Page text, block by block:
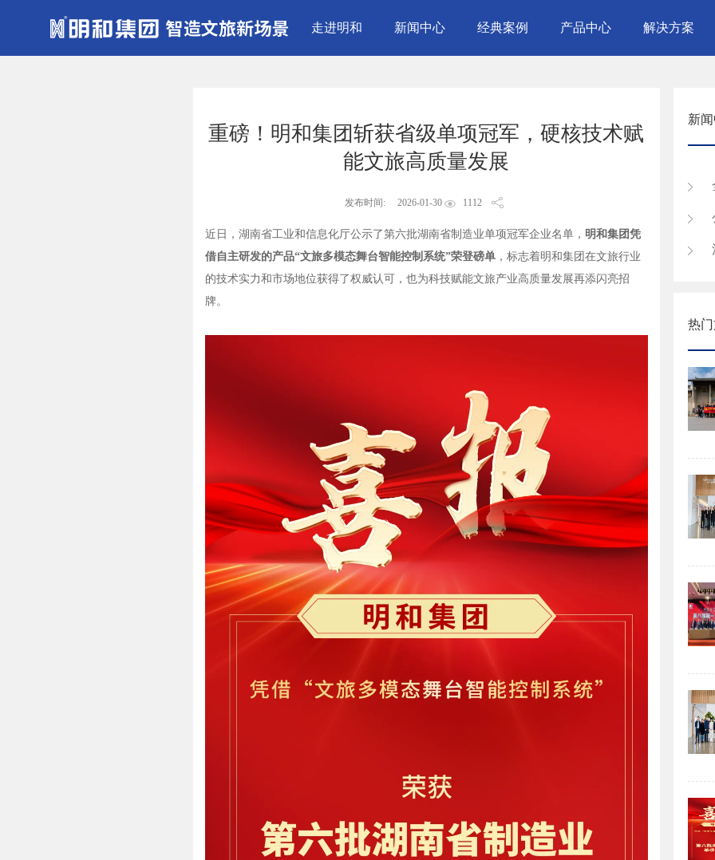
走进明和 新闻中心 经典案例 产品中心 解决方案
重磅！明和集团斩获省级单项冠军，硬核技术赋
能文旅高质量发展
发布时间: 2026-01-30 1112
近日，湖南省工业和信息化厅公示了第六批湖南省制造业单项冠军企业名单， 明和集团凭
借自主研发的产品“文旅多模态舞台智能控制系统”荣登磅单，标志着明和集团在文旅行业
的技术实力和市场地位获得了权威认可，也为科技赋能文旅产业高质量发展再添闪亮招
牌。
新
热